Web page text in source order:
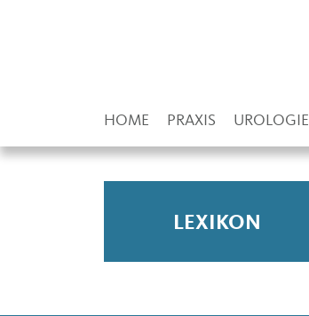
HOME PRAXIS UROLOGIE
LEXIKON